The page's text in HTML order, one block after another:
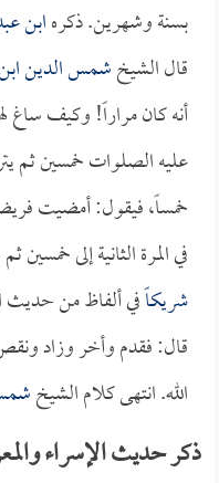
بسنة وشهرين. ذكرهابن
قال الشيخشمس الدين
أنه كان مراراً! وكيف ساغ
عليه الصلوات خمسين ثم
خمساً، فيقول: أمضيت
في المرة الثانية إلى
شريكاًفي ألفاظ من حديث
قال: فقدم وأخر وزاد
الله. انتهى كلام الشيخ
ذكر حديث الإسراء